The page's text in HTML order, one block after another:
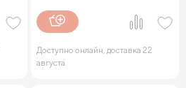
Доступно онлайн, доставка 22
августа